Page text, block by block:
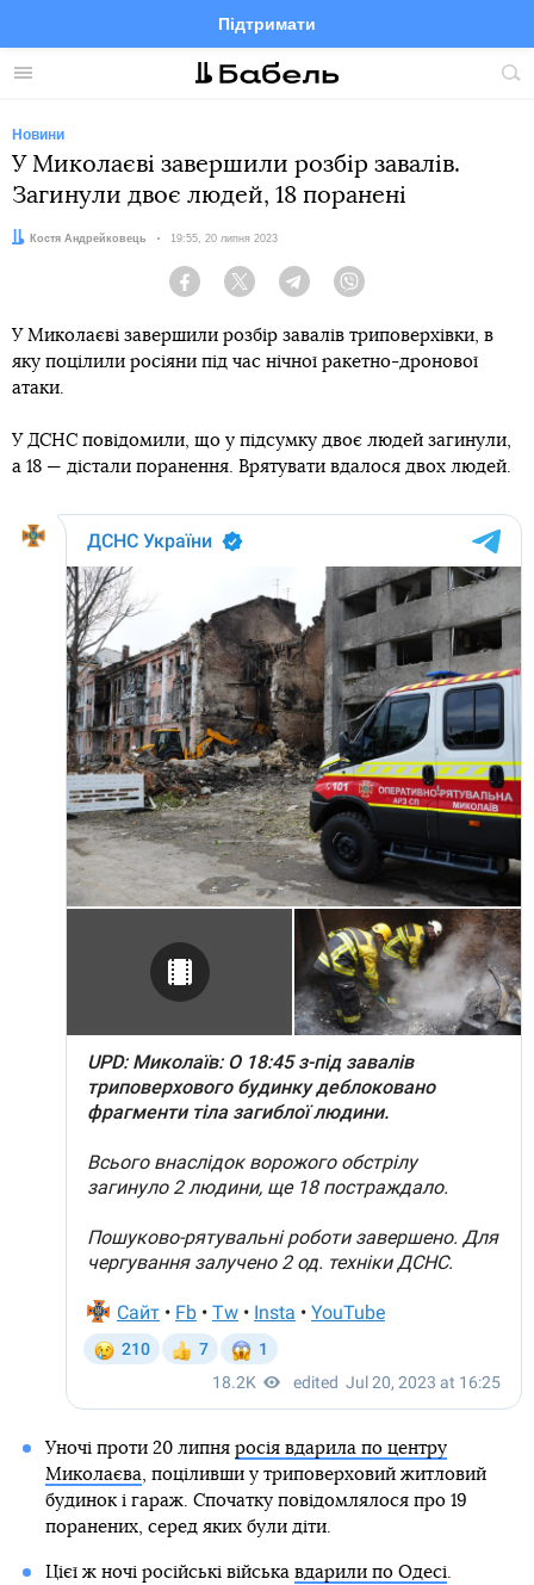
Меню
Підтримати
FacebookTelegramTwitter
Новини
У Миколаєві завершили розбір завалів.
Загинули двоє людей, 18 поранені
Автор:Костя Андрейковець Дата:
19:55, 20 липня 2023
Facebook Twitter Telegram
У Миколаєві завершили розбір завалів триповерхівки, в
яку поцілили росіяни під час нічної ракетно-дронової
атаки.
У ДСНС повідомили, що у підсумку двоє людей загинули,
а 18 — дістали поранення. Врятувати вдалося двох людей.
Уночі проти 20 липня росія вдарила по центру
Миколаєва, поціливши у триповерховий житловий
будинок і гараж. Спочатку повідомлялося про 19
поранених, серед яких були діти.
Цієї ж ночі російські війська вдарили по Одесі.